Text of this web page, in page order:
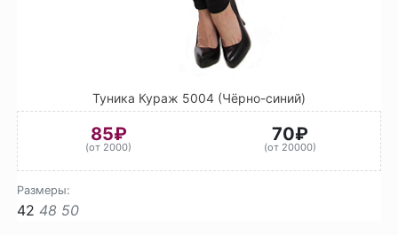
Туника Кураж 5004 (Чёрно-синий)
85₽
(от 2000)
70₽
(от 20000)
Размеры:
42 48 50